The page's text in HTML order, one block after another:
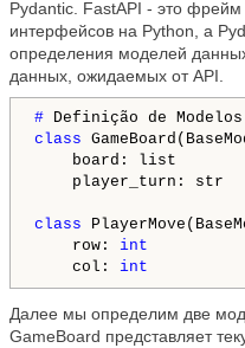
Pydantic. FastAPI - это фрейм
интерфейсов на Python, а
определения моделей
данных, ожидаемых от API.
#
class
board: list
player_turn: str
class
row: int
col: int
Далее мы определим две
GameBoard представляет